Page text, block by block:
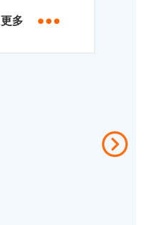
更多